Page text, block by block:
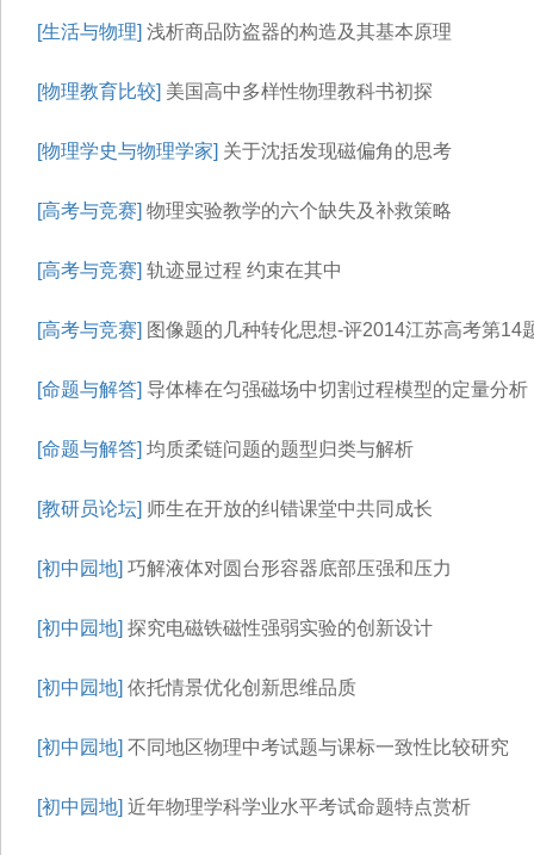
[生活与物理] 浅析商品防盗器的构造及其基本原理
[物理教育比较] 美国高中多样性物理教科书初探
[物理学史与物理学家] 关于沈括发现磁偏角的思考
[高考与竞赛] 物理实验教学的六个缺失及补救策略
[高考与竞赛] 轨迹显过程 约束在其中
[高考与竞赛] 图像题的几种转化思想-评2014江苏高考第14
[命题与解答] 导体棒在匀强磁场中切割过程模型的定量分析
[命题与解答] 均质柔链问题的题型归类与解析
[教研员论坛] 师生在开放的纠错课堂中共同成长
[初中园地] 巧解液体对圆台形容器底部压强和压力
[初中园地] 探究电磁铁磁性强弱实验的创新设计
[初中园地] 依托情景优化创新思维品质
[初中园地] 不同地区物理中考试题与课标一致性比较研究
[初中园地] 近年物理学科学业水平考试命题特点赏析